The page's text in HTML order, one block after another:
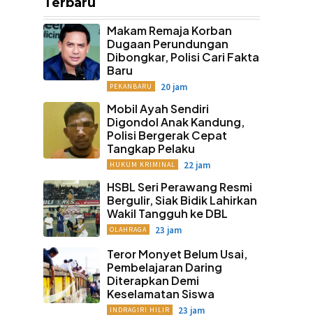
Makam Remaja Korban
Dugaan Perundungan
Dibongkar, Polisi Cari Fakta
Baru
PEKANBARU 20 jam
Mobil Ayah Sendiri
Digondol Anak Kandung,
Polisi Bergerak Cepat
Tangkap Pelaku
HUKUM KRIMINAL 22 jam
HSBL Seri Perawang Resmi
Bergulir, Siak Bidik Lahirkan
Wakil Tangguh ke DBL
OLAHRAGA 23 jam
Teror Monyet Belum Usai,
Pembelajaran Daring
Diterapkan Demi
Keselamatan Siswa
INDRAGIRI HILIR 23 jam